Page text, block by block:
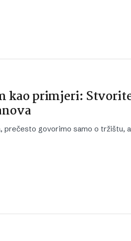
kao primjeri:
prečesto govorimo samo o tržištu,